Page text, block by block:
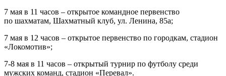
7 мая в 11 часов – открытое командное первенство
по шахматам, Шахматный клуб, ул. Ленина, 85а;
7 мая в 12 часов – открытое первенство по городкам, стадион
«Локомотив»;
7-8 мая в 11 часов – открытый турнир по футболу среди
мужских команд, стадион «Перевал».